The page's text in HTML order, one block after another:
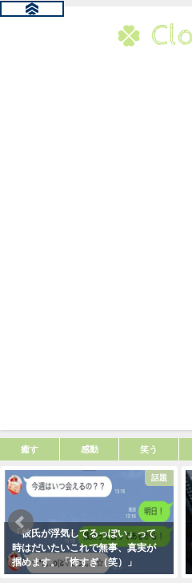
癒す 感動 笑う
話題
「彼氏が浮気してるっぽい」って
時はだいたいこれで無事、真実が
掴めます。「怖すぎ（笑）」